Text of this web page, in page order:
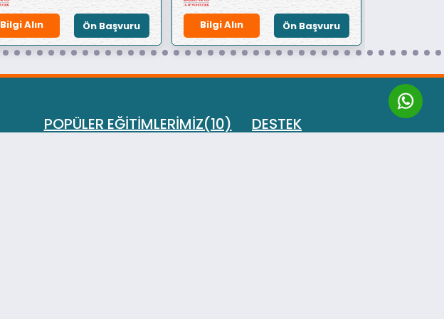
Bilgi Alın Ön Başvuru Bilgi Alın Ön Başvuru
POPÜLER EĞİTİMLERİMİZ(10) DESTEK